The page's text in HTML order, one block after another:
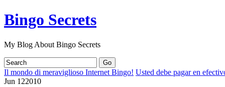
Bingo Secrets
My Blog About Bingo Secrets
Il mondo di meraviglioso Internet Bingo! Usted debe pagar en
Jun 122010